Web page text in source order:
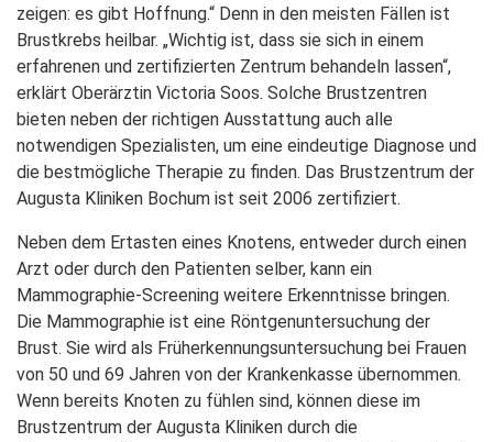
zeigen: es gibt Hoffnung.“ Denn in den meisten Fällen ist
Brustkrebs heilbar. „Wichtig ist, dass sie sich in einem
erfahrenen und zertifizierten Zentrum behandeln lassen“,
erklärt Oberärztin Victoria Soos. Solche Brustzentren
bieten neben der richtigen Ausstattung auch alle
notwendigen Spezialisten, um eine eindeutige Diagnose und
die bestmögliche Therapie zu finden. Das Brustzentrum der
Augusta Kliniken Bochum ist seit 2006 zertifiziert.
Neben dem Ertasten eines Knotens, entweder durch einen
Arzt oder durch den Patienten selber, kann ein
Mammographie-Screening weitere Erkenntnisse bringen.
Die Mammographie ist eine Röntgenuntersuchung der
Brust. Sie wird als Früherkennungsuntersuchung bei Frauen
von 50 und 69 Jahren von der Krankenkasse übernommen.
Wenn bereits Knoten zu fühlen sind, können diese im
Brustzentrum der Augusta Kliniken durch die